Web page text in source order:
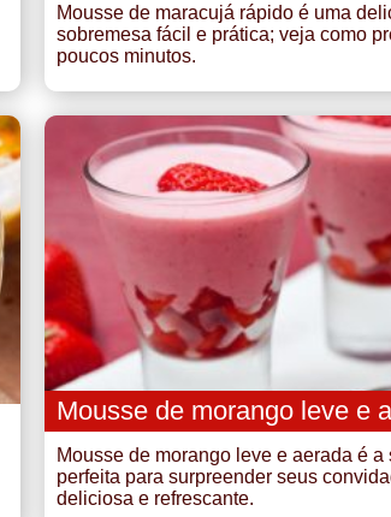
Mousse de maracujá rápido é uma
sobremesa fácil e prática; veja como
poucos minutos.
Mousse de morango leve e
Mousse de morango leve e aerada é a
perfeita para surpreender seus
deliciosa e refrescante.